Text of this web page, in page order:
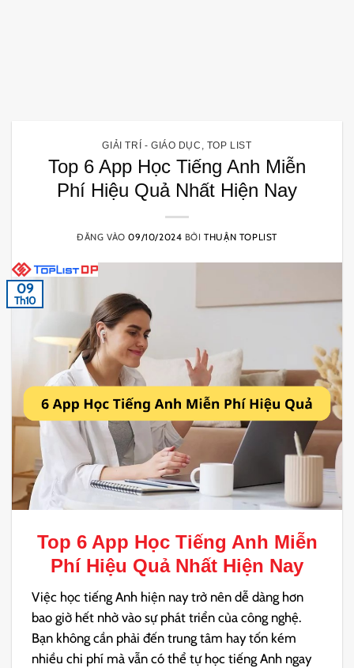
GIẢI TRÍ - GIÁO DỤC TOP LIST
Top 6 App Học Tiếng Anh Miễn
Phí Hiệu Quả Nhất Hiện Nay
ĐĂNG VÀO09/10/2024 BỞITHUẬN TOPLIST
09
Th10
Top 6 App Học Tiếng Anh Miễn
PhíHiệu Quả Nhất Hiện Nay
Việc học tiếng Anh hiện nay trở nên dễ dàng hơn
bao giờ hết nhờ vào sự phát triển của công nghệ.
Bạn không cần phải đến trung tâm hay tốn kém
nhiều chi phí mà vẫn có thể tự học tiếng Anh ngay